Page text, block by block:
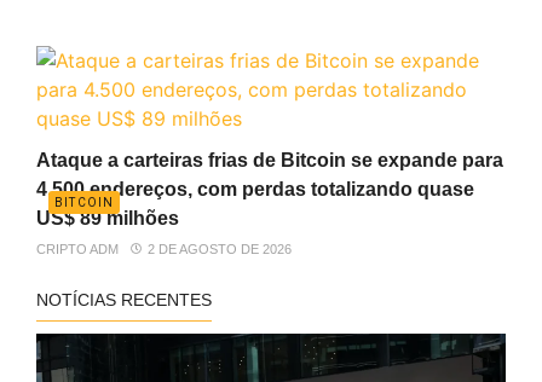
BITCOIN
Ataque a carteiras frias de Bitcoin se expande para
4.500 endereços, com perdas totalizando quase
US$ 89 milhões
CRIPTO ADM 2 DE AGOSTO DE 2026
NOTÍCIAS RECENTES